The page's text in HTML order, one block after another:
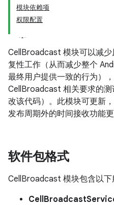
模块依赖项
权限配置
CellBroadcast 模块可以减
复性工作（从而减少整个
最终用户提供一致的行为）
CellBroadcast 相关要求的
改该代码）。此模块可更新
发布周期外的时间接收功能更
软件包格式
CellBroadcast 模块包含以下